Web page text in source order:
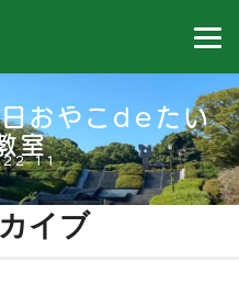
おやこdeたい
室
11
イブ